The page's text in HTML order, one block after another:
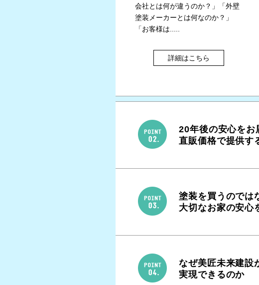
会社とは何が違うのか？」「外壁
塗装メーカーとは何なのか？」
「お客様は.....
詳細はこちら
20年後の安心をお
直販価格で提供す
塗装を買うのでは
大切なお家の安心
なぜ美匠未来建設
実現できるのか